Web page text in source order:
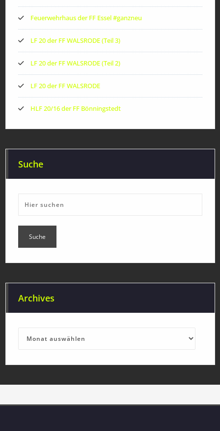
Feuerwehrhaus der FF Essel #ganzneu
LF 20 der FF WALSRODE (Teil 3)
LF 20 der FF WALSRODE (Teil 2)
LF 20 der FF WALSRODE
HLF 20/16 der FF Bönningstedt
Suche
Archives